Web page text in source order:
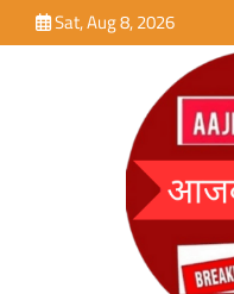
to
Sat, Aug 8, 2026